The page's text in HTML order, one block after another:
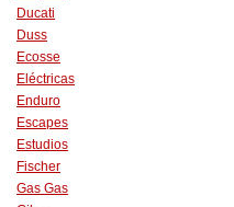
Ducati
Duss
Ecosse
Eléctricas
Enduro
Escapes
Estudios
Fischer
Gas Gas